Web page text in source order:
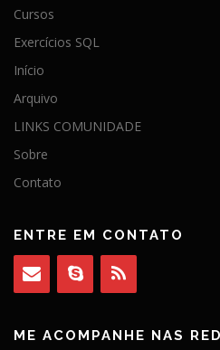
Cursos
Exercícios SQL
Início
Arquivo
LINKS COMUNIDADE
Sobre
Contato
ENTRE EM CONTATO
ME ACOMPANHE NAS